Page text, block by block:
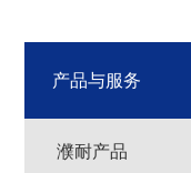
产品与服务
濮耐产品